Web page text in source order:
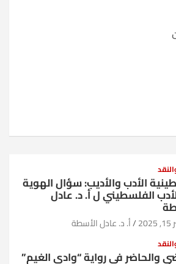
الأدب والأديب: سؤال الهوية
الفلسطيني ل أ. د. عادل
أ. د. عادل الأسطة
والحاضر في رواية “وادي الغيم”